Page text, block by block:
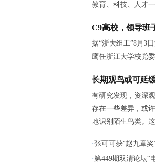
教育、科技、人才
C9高校，领导班
据“浙大组工”8月3
鹰任浙江大学校党
长期观鸟或可延
有研究发现，资深
存在一些差异，或
地识别陌生鸟类。
·张可可获“赵九章
·第449期双清论坛“